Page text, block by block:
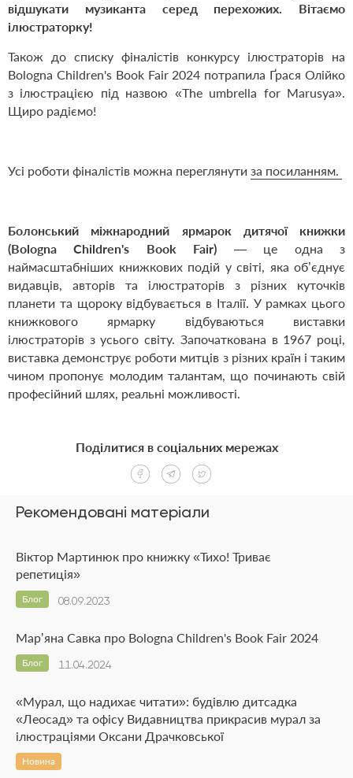
відшукати музиканта серед перехожих. Вітаємо
ілюстраторку!
Також до списку фіналістів конкурсу ілюстраторів на
Bologna Children's Book Fair 2024 потрапила Ґрася Олійко
з ілюстрацією під назвою «The umbrella for Marusya».
Щиро радіємо!
Усі роботи фіналістів можна переглянути за посиланням.
Болонський міжнародний ярмарок дитячої книжки
(Bologna Children's Book Fair) — це одна з
наймасштабніших книжкових подій у світі, яка об’єднує
видавців, авторів та ілюстраторів з різних куточків
планети та щороку відбувається в Італії. У рамках цього
книжкового ярмарку відбуваються виставки
ілюстраторів з усього світу. Започаткована в 1967 році,
виставка демонструє роботи митців з різних країн і таким
чином пропонує молодим талантам, що починають свій
професійний шлях, реальні можливості.
Рекомендовані матеріали
Віктор Мартинюк про книжку «Тихо! Триває
репетиція»
08.09.2023
Блог
Марʼяна Савка про Bologna Children's Book Fair 2024
11.04.2024
Блог
«Мурал, що надихає читати»: будівлю дитсадка
«Леосад» та офісу Видавництва прикрасив мурал за
ілюстраціями Оксани Драчковської
Новина
Поділитися в соціальних мережах